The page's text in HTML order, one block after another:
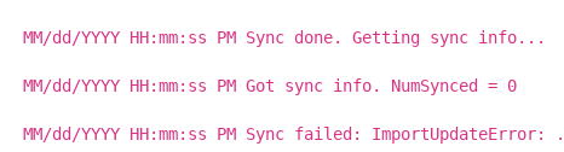
MM/dd/YYYY HH:mm:ss PM Sync done. Getting sync info...
MM/dd/YYYY HH:mm:ss PM Got sync info. NumSynced = 0
MM/dd/YYYY HH:mm:ss PM Sync failed: ImportUpdateError: